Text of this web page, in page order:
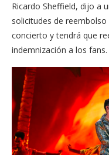
Ricardo Sheffield, dijo a
solicitudes de
concierto y tendrá que
indemnización a los fans.